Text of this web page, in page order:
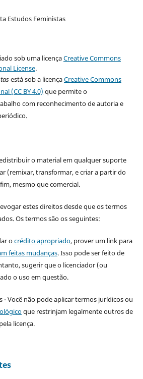
Estudos Feministas
sob uma licençaCreative Commons
License.
está sob a licençaCreative Commons
(CC BY 4.0) que permite o
com reconhecimento de autoria e
o material em qualquer suporte
(remixar, transformar, e criar a partir do
mesmo que comercial.
estes direitos desde que os termos
Os termos são os seguintes:
ocrédito apropriado, prover um link para
feitas mudanças. Isso pode ser feito de
sugerir que o licenciador (ou
o uso em questão.
- Você não pode aplicar termos jurídicos ou
que restrinjam legalmente outros de
licença.